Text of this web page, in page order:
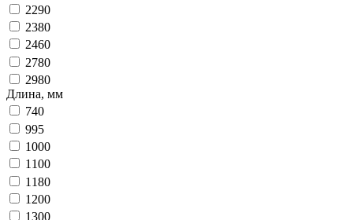
2290
2380
2460
2780
2980
Длина, мм
740
995
1000
1100
1180
1200
1300